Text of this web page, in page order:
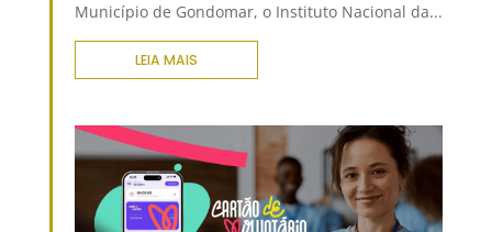
Município de Gondomar, o Instituto Nacional da...
LEIA MAIS